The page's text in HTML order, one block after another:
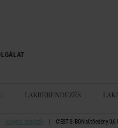
LAKBERENDEZÉS
Konyhai eszközök C'EST SI BON sütőedény 0,6